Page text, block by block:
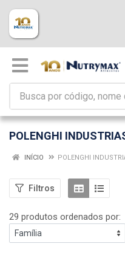
POLENGHI
INÍCIO POLENGHI
Filtros
29 produtos ordenados por: